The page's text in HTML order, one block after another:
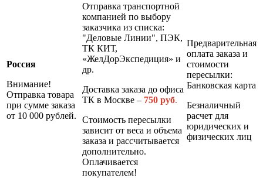
Россия
Внимание!
Отправка товара
при сумме заказа
от 10 000 рублей.
Отправка транспортной
компанией по выбору
заказчика из списка:
"Деловые Линии", ПЭК,
ТК КИТ,
«ЖелДорЭкспедиция» и
др.
Доставка заказа до офиса
ТК в Москве – 750 руб.
Стоимость пересылки
зависит от веса и объема
заказа и рассчитывается
дополнительно.
Оплачивается
покупателем!
Предварительная
оплата заказа и
стоимости
пересылки:
Банковская карта
Безналичный
расчет для
юридических и
физических лиц